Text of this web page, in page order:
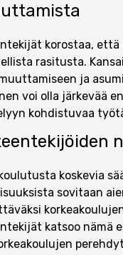
korostaa,
rasitusta.
ja
voi olla järkevää
kohdistuvaa
koskevia
sovitaan
katsoo nämä